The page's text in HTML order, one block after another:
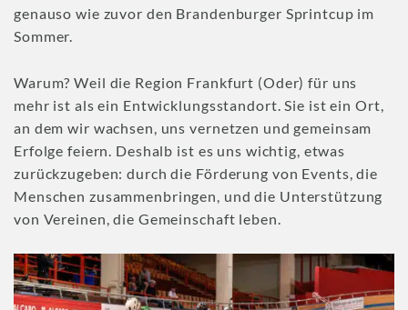
genauso wie zuvor den Brandenburger Sprintcup im
Sommer.
Warum? Weil die Region Frankfurt (Oder) für uns
mehr ist als ein Entwicklungsstandort. Sie ist ein Ort,
an dem wir wachsen, uns vernetzen und gemeinsam
Erfolge feiern. Deshalb ist es uns wichtig, etwas
zurückzugeben: durch die Förderung von Events, die
Menschen zusammenbringen, und die Unterstützung
von Vereinen, die Gemeinschaft leben.